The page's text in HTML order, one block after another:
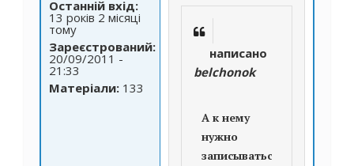
Останній вхід:
13 років 2 місяці
тому
Зареєстрований:
20/09/2011 -
21:33
Матеріали: 133
написано
belchonok
А к нему
нужно
записываться?